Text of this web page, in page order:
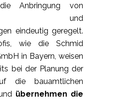
Anbringung von
und
eindeutig geregelt.
wie die Schmid
in Bayern, weisen
bei der Planung der
die bauamtlichen
übernehmen die